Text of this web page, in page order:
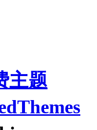
主题